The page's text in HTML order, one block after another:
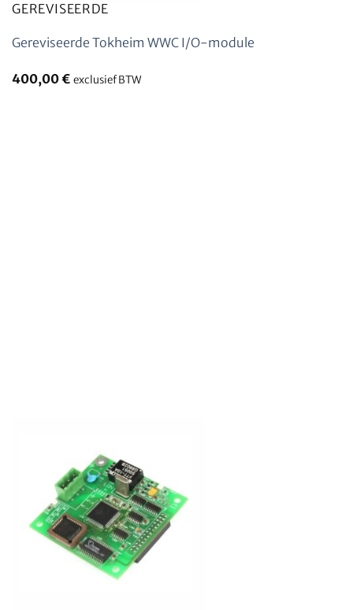
GEREVISEERDE
Gereviseerde Tokheim WWC I/O-module
400,00€ exclusief BTW